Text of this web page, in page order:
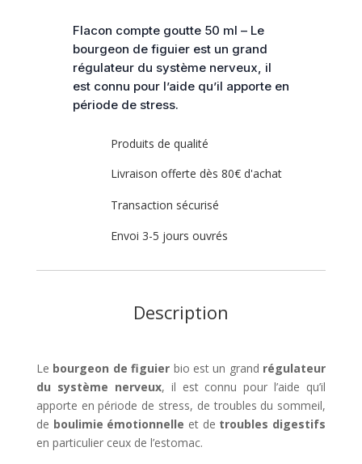
de
bourgeon
Flacon compte goutte 50 ml – Le
bourgeon de figuier est un grand
régulateur du système nerveux, il
est connu pour l’aide qu’il apporte en
période de stress.
Produits de qualité
Livraison offerte dès 80€ d'achat
Transaction sécurisé
Envoi 3-5 jours ouvrés
Description
Le bourgeon de figuier bio est un grand régulateur
du système nerveux, il est connu pour l’aide qu’il
apporte en période de stress, de troubles du sommeil,
de boulimie émotionnelle et de troubles digestifs
en particulier ceux de l’estomac.